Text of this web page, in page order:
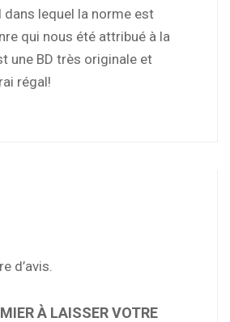
lequel la norme est
qui nous été attribué à la
une BD très originale et
régal!
d’avis.
À LAISSER VOTRE